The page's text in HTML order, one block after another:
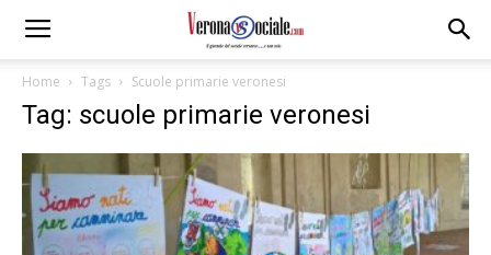
Home Tags Scuole primarie veronesi
Tag: scuole primarie veronesi